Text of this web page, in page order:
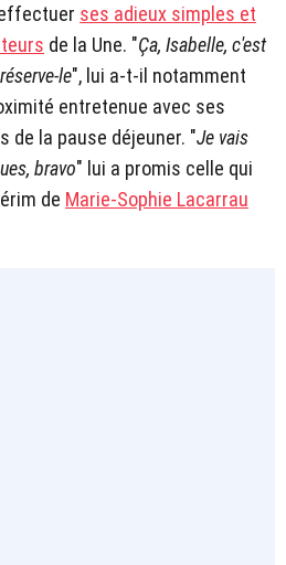
ses adieux simples et
de la Une. "Ça, Isabelle, c'est
le", lui a-t-il notamment
entretenue avec ses
de la pause déjeuner. "Je vais
bravo" lui a promis celle qui
de Marie-Sophie Lacarrau